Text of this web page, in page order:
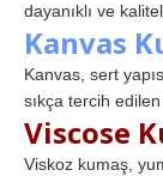
dayanıklı ve
Kanvas
Kanvas, sert
sıkça tercih
Viscose
Viskoz kumaş,